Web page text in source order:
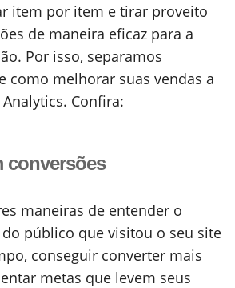
item por item e tirar proveito
de maneira eficaz para a
Por isso, separamos
como melhorar suas vendas a
Confira:
conversões
maneiras de entender o
público que visitou o seu site
conseguir converter mais
metas que levem seus